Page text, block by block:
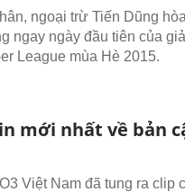
ngoại trừ Tiến Dũng
ngay ngày đầu tiên của
League mùa Hè 2015.
mới nhất về bản
Việt Nam đã tung ra clip